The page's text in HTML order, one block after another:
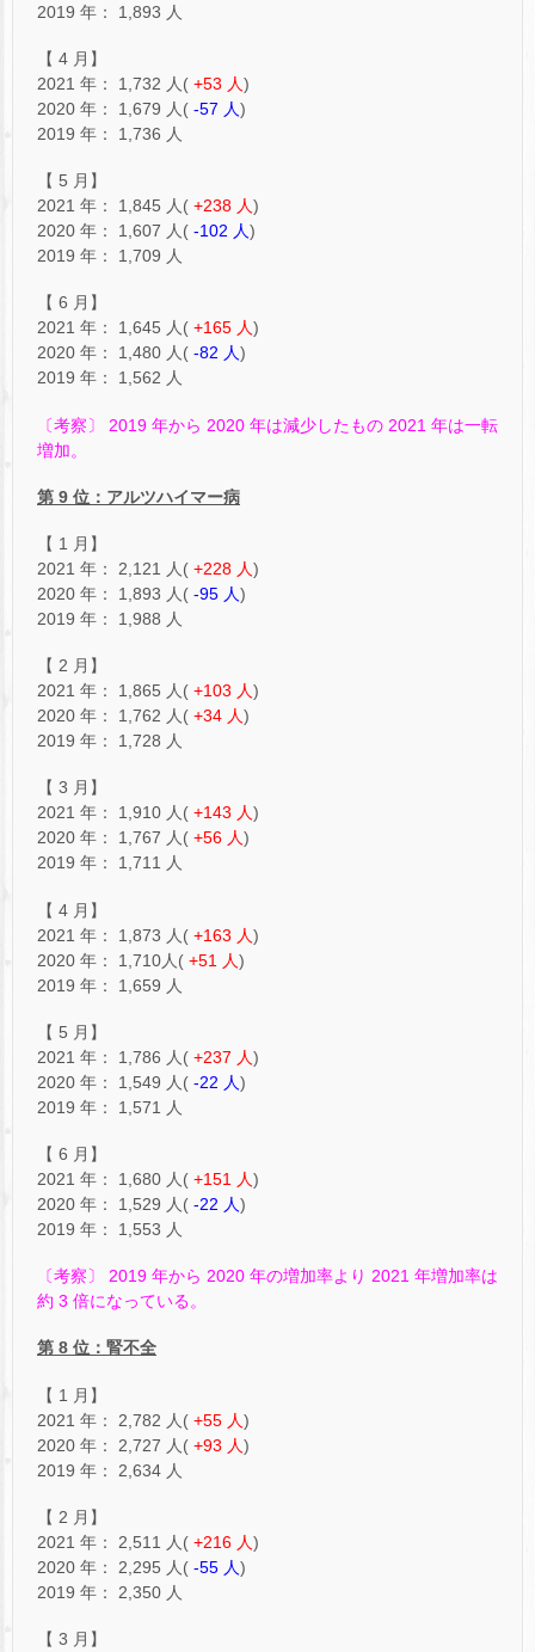
2019 年： 1,893 人
【 4 月】
2021 年： 1,732 人( +53 人)
2020 年： 1,679 人( -57 人)
2019 年： 1,736 人
【 5 月】
2021 年： 1,845 人( +238 人)
2020 年： 1,607 人( -102 人)
2019 年： 1,709 人
【 6 月】
2021 年： 1,645 人( +165 人)
2020 年： 1,480 人( -82 人)
2019 年： 1,562 人
〔考察〕 2019 年から 2020 年は減少したもの 2021 年は一転
増加。
第 9 位：アルツハイマー病
【 1 月】
2021 年： 2,121 人( +228 人)
2020 年： 1,893 人( -95 人)
2019 年： 1,988 人
【 2 月】
2021 年： 1,865 人( +103 人)
2020 年： 1,762 人( +34 人)
2019 年： 1,728 人
【 3 月】
2021 年： 1,910 人( +143 人)
2020 年： 1,767 人( +56 人)
2019 年： 1,711 人
【 4 月】
2021 年： 1,873 人( +163 人)
2020 年： 1,710人( +51 人)
2019 年： 1,659 人
【 5 月】
2021 年： 1,786 人( +237 人)
2020 年： 1,549 人( -22 人)
2019 年： 1,571 人
【 6 月】
2021 年： 1,680 人( +151 人)
2020 年： 1,529 人( -22 人)
2019 年： 1,553 人
〔考察〕 2019 年から 2020 年の増加率より 2021 年増加率は
約 3 倍になっている。
第 8 位：腎不全
【 1 月】
2021 年： 2,782 人( +55 人)
2020 年： 2,727 人( +93 人)
2019 年： 2,634 人
【 2 月】
2021 年： 2,511 人( +216 人)
2020 年： 2,295 人( -55 人)
2019 年： 2,350 人
【 3 月】